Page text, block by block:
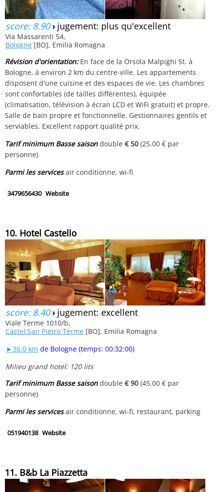
score: 8.90› jugement: plus qu'excellent
Via Massarenti 54,
Bologne [BO], Emilia Romagna
Révision d'orientation:En face de la Orsola Malpighi St. à
Bologne, à environ 2 km du centre-ville. Les appartements
disposent d'une cuisine et des espaces de vie. Les chambres
sont confortables (de tailles différentes), équipée
(climatisation, télévision à écran LCD et WiFi gratuit) et propre.
Salle de bain propre et fonctionnelle. Gestionnaires gentils et
serviables. Excellent rapport qualité prix.
Tarif minimum Basse saisondouble€ 50 (25.00 € par
personne)
Parmi les servicesair conditionne, wi-fi
3479656430 Website
10. Hotel Castello
score: 8.40› jugement: excellent
Viale Terme 1010/b,
Castel San Pietro Terme [BO], Emilia Romagna
►36.0 km de Bologne (temps: 00:32:00)
Milieu grand hotel: 120 lits
Tarif minimum Basse saisondouble€ 90 (45.00 € par
personne)
Parmi les servicesair conditionne, wi-fi, restaurant, parking
051940138 Website
11. B&b La Piazzetta